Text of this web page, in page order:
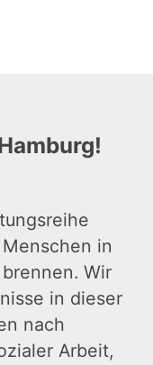
in
Wir
in dieser
nach
Arbeit,